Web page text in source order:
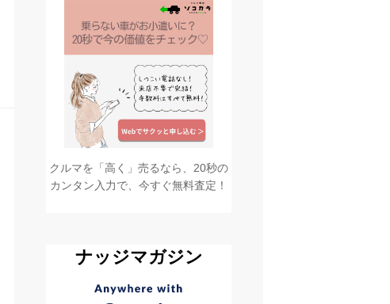
クルマを「高く」売るなら、20秒の
カンタン入力で、今すぐ無料査定！
ナッジマガジン